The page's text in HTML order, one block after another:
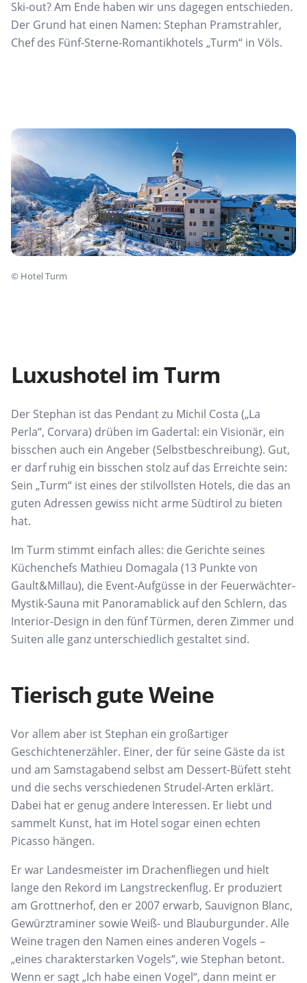
Ski-out? Am Ende haben wir uns dagegen entschieden.
Der Grund hat einen Namen: Stephan Pramstrahler,
Chef des Fünf-Sterne-Romantikhotels „Turm“ in Völs.
© Hotel Turm
Luxushotel im Turm
Der Stephan ist das Pendant zu Michil Costa („La
Perla“, Corvara) drüben im Gadertal: ein Visionär, ein
bisschen auch ein Angeber (Selbstbeschreibung). Gut,
er darf ruhig ein bisschen stolz auf das Erreichte sein:
Sein „Turm“ ist eines der stilvollsten Hotels, die das an
guten Adressen gewiss nicht arme Südtirol zu bieten
hat.
Im Turm stimmt einfach alles: die Gerichte seines
Küchenchefs Mathieu Domagala (13 Punkte von
Gault&Millau), die Event-Aufgüsse in der Feuerwächter-
Mystik-Sauna mit Panoramablick auf den Schlern, das
Interior-Design in den fünf Türmen, deren Zimmer und
Suiten alle ganz unterschiedlich gestaltet sind.
Tierisch gute Weine
Vor allem aber ist Stephan ein großartiger
Geschichtenerzähler. Einer, der für seine Gäste da ist
und am Samstagabend selbst am Dessert-Büfett steht
und die sechs verschiedenen Strudel-Arten erklärt.
Dabei hat er genug andere Interessen. Er liebt und
sammelt Kunst, hat im Hotel sogar einen echten
Picasso hängen.
Er war Landesmeister im Drachenfliegen und hielt
lange den Rekord im Langstreckenflug. Er produziert
am Grottnerhof, den er 2007 erwarb, Sauvignon Blanc,
Gewürztraminer sowie Weiß- und Blauburgunder. Alle
Weine tragen den Namen eines anderen Vogels –
„eines charakterstarken Vogels“, wie Stephan betont.
Wenn er sagt „Ich habe einen Vogel“, dann meint er